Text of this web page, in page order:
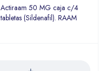
Actiraam 50 MG caja c/4
tabletas (Sildenafil). RAAM